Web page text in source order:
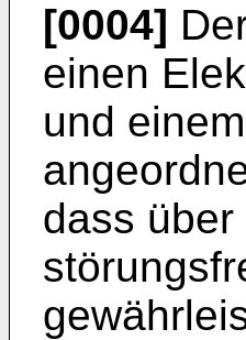
[0004]
einen
und
dass